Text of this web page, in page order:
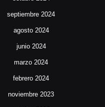
septiembre 2024
agosto 2024
junio 2024
marzo 2024
febrero 2024
noviembre 2023